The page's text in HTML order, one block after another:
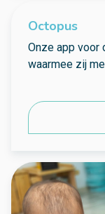
Octopus
Onze app voor
waarmee zij